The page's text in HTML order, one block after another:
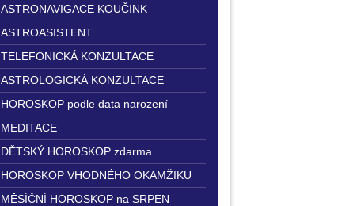
ASTRONAVIGACE KOUČINK
ASTROASISTENT
TELEFONICKÁ KONZULTACE
ASTROLOGICKÁ KONZULTACE
HOROSKOP podle data narození
MEDITACE
DĚTSKÝ HOROSKOP zdarma
HOROSKOP VHODNÉHO OKAMŽIKU
MĚSÍČNÍ HOROSKOP na SRPEN